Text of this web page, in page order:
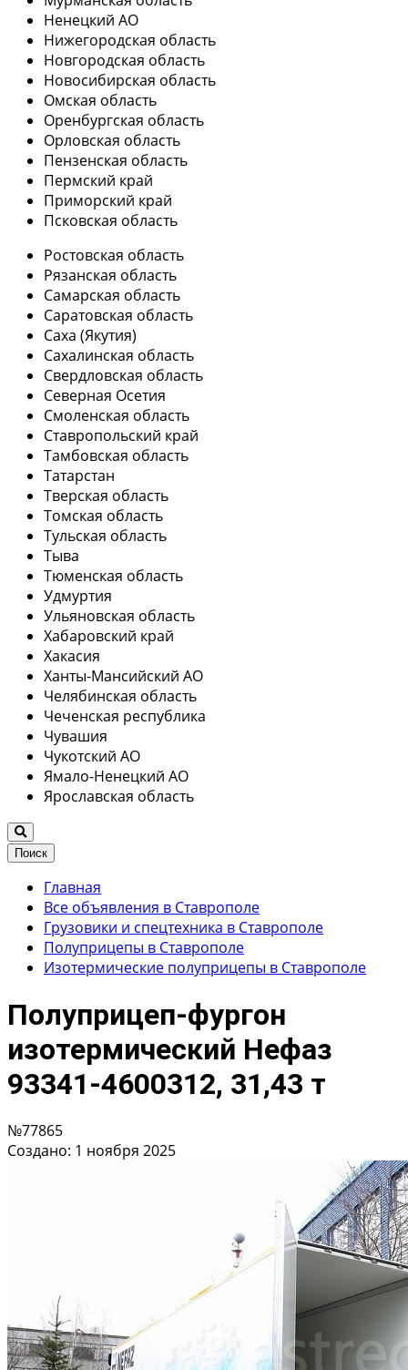
Ненецкий АО
Нижегородская область
Новгородская область
Новосибирская область
Омская область
Оренбургская область
Орловская область
Пензенская область
Пермский край
Приморский край
Псковская область
Ростовская область
Рязанская область
Самарская область
Саратовская область
Саха (Якутия)
Сахалинская область
Свердловская область
Северная Осетия
Смоленская область
Ставропольский край
Тамбовская область
Татарстан
Тверская область
Томская область
Тульская область
Тыва
Тюменская область
Удмуртия
Ульяновская область
Хабаровский край
Хакасия
Ханты-Мансийский АО
Челябинская область
Чеченская республика
Чувашия
Чукотский АО
Ямало-Ненецкий АО
Ярославская область
Поиск
Главная
Все объявления в Ставрополе
Грузовики и спецтехника в Ставрополе
Полуприцепы в Ставрополе
Изотермические полуприцепы в Ставрополе
Полуприцеп-фургон
изотермический Нефаз
93341-4600312, 31,43 т
№77865
Создано: 1 ноября 2025